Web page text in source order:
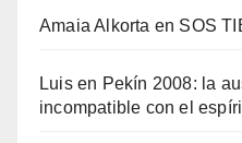
Amaia Alkorta en SOS
Luisen Pekí­n 2008: la
incompatible con el